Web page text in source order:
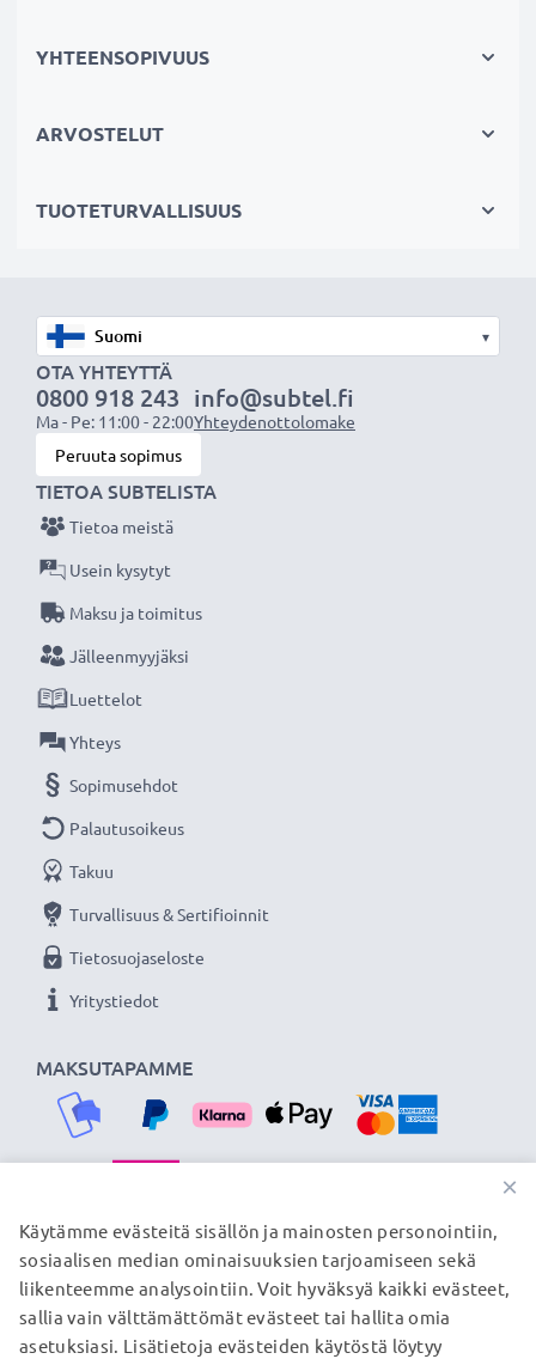
✔ Suuri kapasiteetti ja pitkä käyttöaika
- laadukas
✔ Nauti vapaudesta ja riippumattomuudesta
sisäänrakennettu kenno testataan
✔Sertifioitu turvallisuus- suojattu oikosululta,
ylikuumenemiselta ja ylijännitteeltä
Tekniset tiedot:
Tuotemerkki CELLONIC
Kapasiteetti: 700mAh
Jännite: 3.7V
Teknologia : Litiumionit
CELLONIC vara-akku on turvallinen ja edullinen
virtalähde valokuvakameraasi tai videokameraasi.
Olemme vuonna 2004 perustettu kansainvälinen
verkkokauppa, joka tarjoaa laadukkaita tuotteita, ja
siksi tarjoamme 36 kuukauden takuun!
YHTEENSOPIVUUS
ARVOSTELUT
TUOTETURVALLISUUS
▾
OTA YHTEYTTÄ
0800 918 243
Ma - Pe: 11:00 - 22:00
info@subtel.fi
Yhteydenottolomake
Peruuta sopimus
MAKSUTAPAMME
TIETOA SUBTELISTA
Tietoa meistä
Usein kysytyt
Maksu ja toimitus
Jälleenmyyjäksi
Luettelot
Yhteys
Sopimusehdot
Palautusoikeus
Takuu
Turvallisuus & Sertifioinnit
Tietosuojaseloste
Yritystiedot
TOIMITUSKUMPPANIMME
© subtel.fi 2026
Kaikki hinnat sisältävät arvonlisäveron, mutta ei
×
Käytämme evästeitä sisällön ja mainosten personointiin,
sosiaalisen median ominaisuuksien tarjoamiseen sekä
liikenteemme analysointiin. Voit hyväksyä kaikki evästeet,
sallia vain välttämättömät evästeet tai hallita omia
asetuksiasi. Lisätietoja evästeiden käytöstä löytyy